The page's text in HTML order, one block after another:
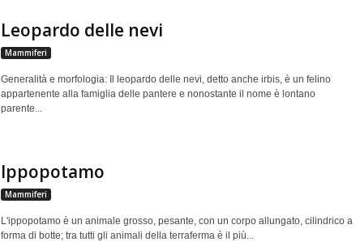
Leopardo delle nevi
Mammiferi
Generalità e morfologia: Il leopardo delle nevi, detto anche irbis, è un felino
appartenente alla famiglia delle pantere e nonostante il nome è lontano
parente...
Ippopotamo
Mammiferi
L'ippopotamo è un animale grosso, pesante, con un corpo allungato, cilindrico a
forma di botte; tra tutti gli animali della terraferma è il più...